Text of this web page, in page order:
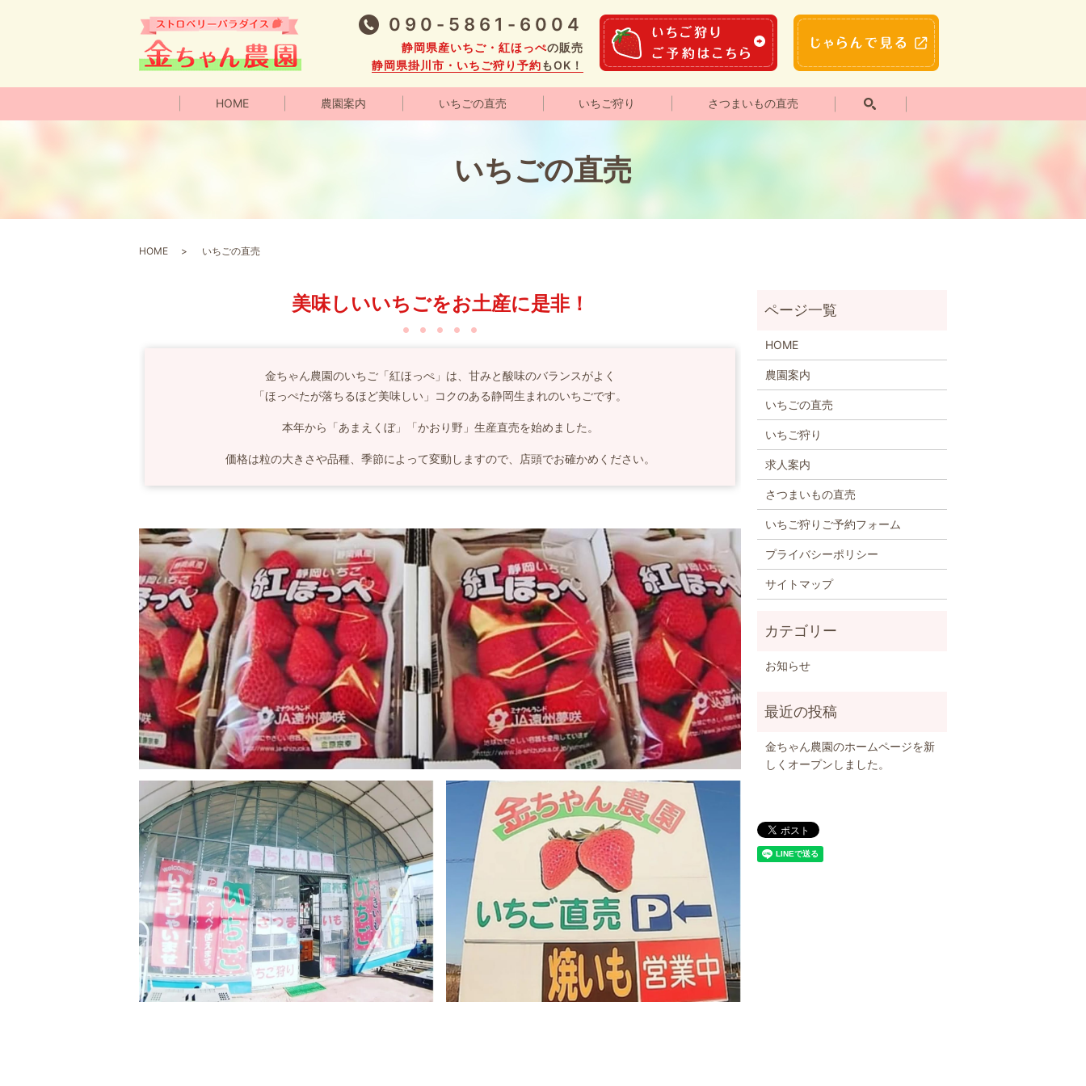
HOME 農園案内 いちごの直売 いちご狩り さつまいもの直売
090-5861-6004
静岡県産いちご・紅ほっぺの販売
静岡県掛川市・いちご狩り予約もOK！
いちごの直売
HOME いちごの直売
美味しいいちごをお土産に是非！
金ちゃん農園のいちご「紅ほっぺ」は、甘みと酸味のバランスがよく
「ほっぺたが落ちるほど美味しい」コクのある静岡生まれのいちごです。
本年から「あまえくぼ」「かおり野」生産直売を始めました。
価格は粒の大きさや品種、季節によって変動しますので、店頭でお確かめください。
HOME
農園案内
いちごの直売
いちご狩り
求人案内
さつまいもの直売
いちご狩りご予約フォーム
プライバシーポリシー
サイトマップ
お知らせ
金ちゃん農園のホームページを新
しくオープンしました。